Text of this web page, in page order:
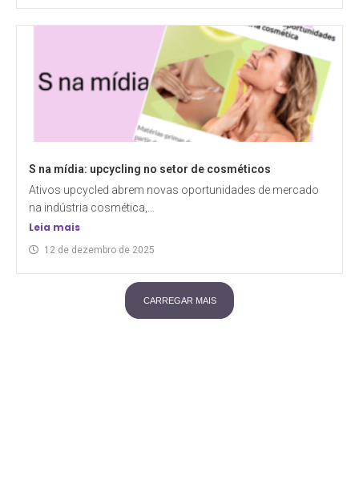
S na mídia: upcycling no setor de cosméticos
Ativos upcycled abrem novas oportunidades de mercado
na indústria cosmética,...
Leia mais
12 de dezembro de 2025
CARREGAR MAIS